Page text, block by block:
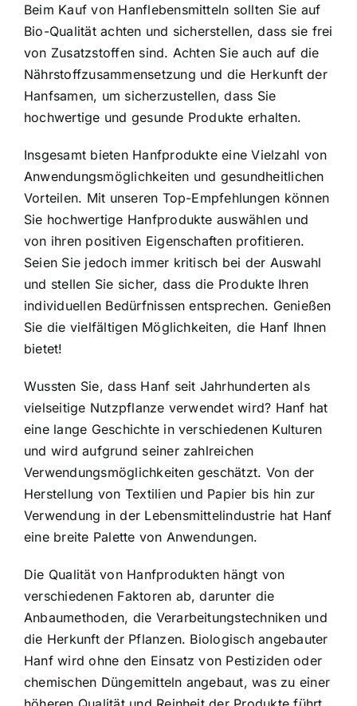
Beim Kauf von Hanflebensmitteln sollten Sie auf
Bio-Qualität achten und sicherstellen, dass sie frei
von Zusatzstoffen sind. Achten Sie auch auf die
Nährstoffzusammensetzung und die Herkunft der
Hanfsamen, um sicherzustellen, dass Sie
hochwertige und gesunde Produkte erhalten.
Insgesamt bieten Hanfprodukte eine Vielzahl von
Anwendungsmöglichkeiten und gesundheitlichen
Vorteilen. Mit unseren Top-Empfehlungen können
Sie hochwertige Hanfprodukte auswählen und
von ihren positiven Eigenschaften profitieren.
Seien Sie jedoch immer kritisch bei der Auswahl
und stellen Sie sicher, dass die Produkte Ihren
individuellen Bedürfnissen entsprechen. Genießen
Sie die vielfältigen Möglichkeiten, die Hanf Ihnen
bietet!
Wussten Sie, dass Hanf seit Jahrhunderten als
vielseitige Nutzpflanze verwendet wird? Hanf hat
eine lange Geschichte in verschiedenen Kulturen
und wird aufgrund seiner zahlreichen
Verwendungsmöglichkeiten geschätzt. Von der
Herstellung von Textilien und Papier bis hin zur
Verwendung in der Lebensmittelindustrie hat Hanf
eine breite Palette von Anwendungen.
Die Qualität von Hanfprodukten hängt von
verschiedenen Faktoren ab, darunter die
Anbaumethoden, die Verarbeitungstechniken und
die Herkunft der Pflanzen. Biologisch angebauter
Hanf wird ohne den Einsatz von Pestiziden oder
chemischen Düngemitteln angebaut, was zu einer